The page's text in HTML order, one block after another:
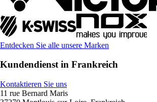
Entdecken Sie alle unsere Marken
Kundendienst in Frankreich
Kontaktieren Sie uns
11 rue Bernard Maris